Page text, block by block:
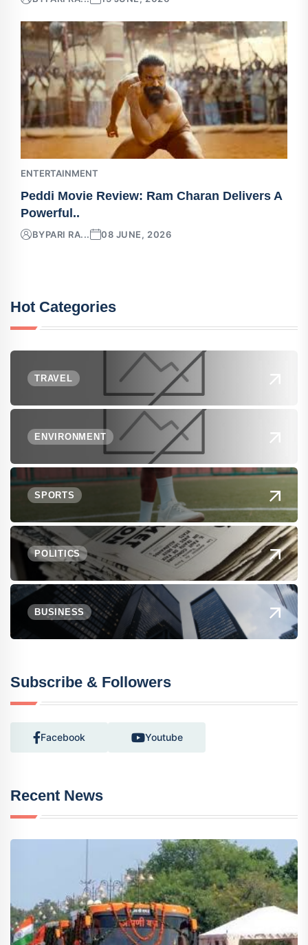
ENTERTAINMENT
Peddi Movie Review: Ram Charan Delivers A
Powerful..
BYPARI RA... 08 JUNE, 2026
Hot Categories
TRAVEL
ENVIRONMENT
SPORTS
POLITICS
BUSINESS
Subscribe & Followers
Facebook Youtube
Recent News